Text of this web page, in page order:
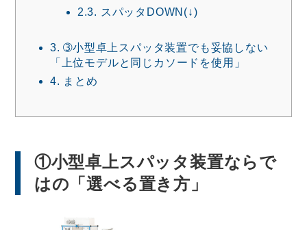
2.3.
スパッタDOWN(↓)
3. ➂小型卓上スパッタ装置でも妥協しない
「上位モデルと同じカソードを使用」
4.
まとめ
①小型卓上スパッタ装置ならで
はの「選べる置き方」